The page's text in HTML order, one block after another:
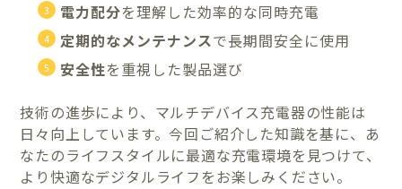
電力配分を理解した効率的な同時充電
定期的なメンテナンスで長期間安全に使用
安全性を重視した製品選び
技術の進歩により、マルチデバイス充電器の性能は
日々向上しています。今回ご紹介した知識を基に、あ
なたのライフスタイルに最適な充電環境を見つけて、
より快適なデジタルライフをお楽しみください。